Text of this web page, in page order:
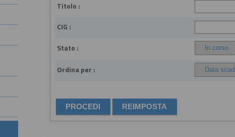
Titolo :
CIG :
Stato :
Ordina per :